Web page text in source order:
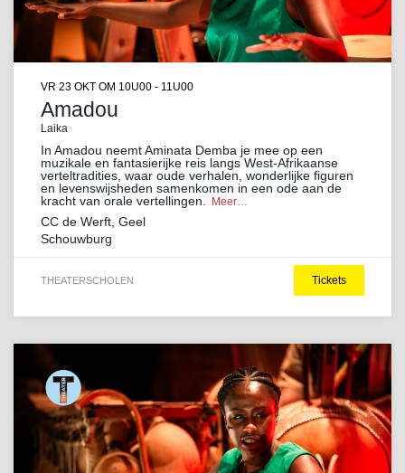
Amadou
Laika
VR 23 OKT OM 10U00 - 11U00
In Amadou neemt Aminata Demba je mee op een
muzikale en fantasierijke reis langs West-Afrikaanse
verteltradities, waar oude verhalen, wonderlijke figuren
en levenswijsheden samenkomen in een ode aan de
kracht van orale vertellingen.
Meer…
CC de Werft, Geel
Schouwburg
THEATERSCHOLEN Tickets